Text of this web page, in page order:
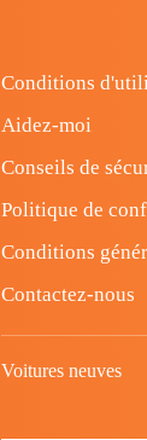
Conditions
Aidez-moi
Conseils de
Politique de
Conditions
Contactez-nous
Voitures neuves